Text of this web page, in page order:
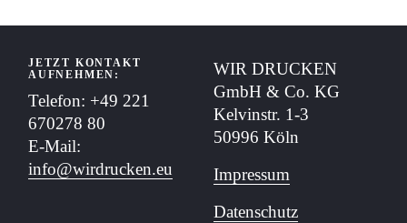
JETZT KONTAKT
AUFNEHMEN:
Telefon: +49 221
670278 80
E-Mail:
info@wirdrucken.eu
WIR DRUCKEN
GmbH & Co. KG
Kelvinstr. 1-3
50996 Köln
Impressum
Datenschutz